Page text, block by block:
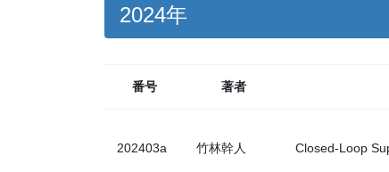
2024年
番号 著者
202403a 竹林幹人 Closed-Loop